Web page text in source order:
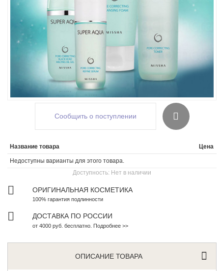
Сообщить о поступлении
Доступность: Нет в наличии
Название товара Цена
Недоступны варианты для этого товара.
ОРИГИНАЛЬНАЯ КОСМЕТИКА
100% гарантия подлинности
ДОСТАВКА ПО РОССИИ
от 4000 руб. бесплатно. Подробнее >>
ОПИСАНИЕ ТОВАРА